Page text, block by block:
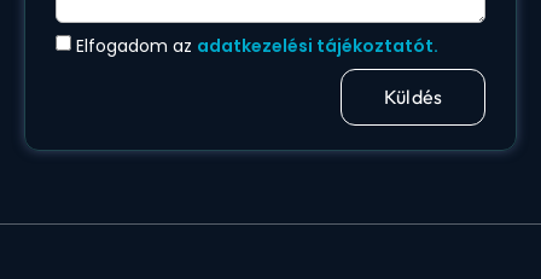
Elfogadom az adatkezelési tájékoztatót.
Küldés